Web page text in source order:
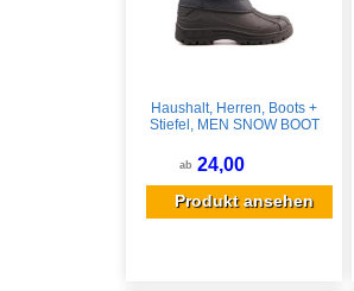
Haushalt, Herren, Boots +
Stiefel, MEN SNOW BOOT
Schwarz, (43)
ab 24,00
Produkt ansehen